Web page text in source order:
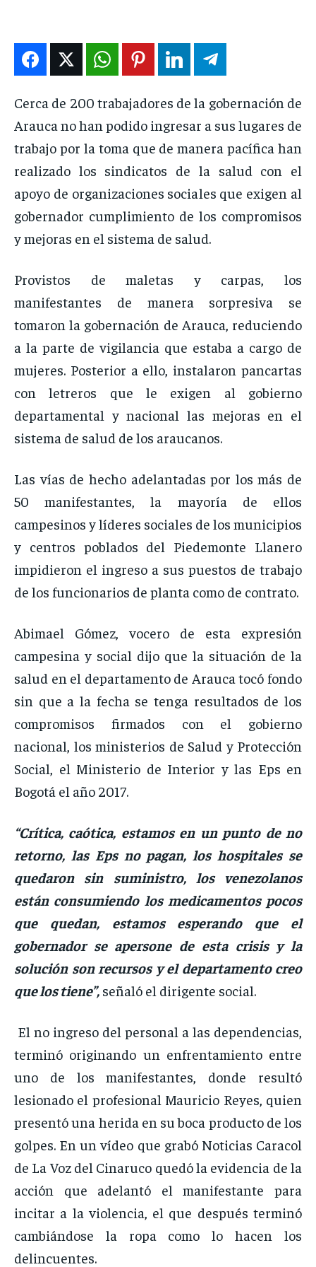
ENTRETENIMIENTO
NOSOTROS
INSTITUCIONAL
PUATE CON NOSOTROS
ENTRETENIMIENTO
NOSOTROS
INSTITUCIONAL
PUATE CON NOSOTROS
ENTRETENIMIENTO
NOSOTROS
INSTITUCIONAL
PUATE CON NOSOTROS
ENTRETENIMIENTO
NOSOTROS
INSTITUCIONAL
PUATE CON NOSOTROS
Cerca de 200 trabajadores de la gobernación de
Arauca no han podido ingresar a sus lugares de
trabajo por la toma que de manera pacífica han
realizado los sindicatos de la salud con el
apoyo de organizaciones sociales que exigen al
gobernador cumplimiento de los compromisos
y mejoras en el sistema de salud.
Provistos de maletas y carpas, los
manifestantes de manera sorpresiva se
tomaron la gobernación de Arauca, reduciendo
a la parte de vigilancia que estaba a cargo de
mujeres. Posterior a ello, instalaron pancartas
con letreros que le exigen al gobierno
departamental y nacional las mejoras en el
sistema de salud de los araucanos.
Las vías de hecho adelantadas por los más de
50 manifestantes, la mayoría de ellos
campesinos y líderes sociales de los municipios
y centros poblados del Piedemonte Llanero
impidieron el ingreso a sus puestos de trabajo
de los funcionarios de planta como de contrato.
Abimael Gómez, vocero de esta expresión
campesina y social dijo que la situación de la
salud en el departamento de Arauca tocó fondo
sin que a la fecha se tenga resultados de los
compromisos firmados con el gobierno
nacional, los ministerios de Salud y Protección
Social, el Ministerio de Interior y las Eps en
Bogotá el año 2017.
“Crítica, caótica, estamos en un punto de no
retorno, las Eps no pagan, los hospitales se
quedaron sin suministro, los venezolanos
están consumiendo los medicamentos pocos
que quedan, estamos esperando que el
gobernador se apersone de esta crisis y la
solución son recursos y el departamento creo
que los tiene”, señaló el dirigente social.
El no ingreso del personal a las dependencias,
terminó originando un enfrentamiento entre
uno de los manifestantes, donde resultó
lesionado el profesional Mauricio Reyes, quien
presentó una herida en su boca producto de los
golpes. En un vídeo que grabó Noticias Caracol
de La Voz del Cinaruco quedó la evidencia de la
acción que adelantó el manifestante para
incitar a la violencia, el que después terminó
cambiándose la ropa como lo hacen los
delincuentes.